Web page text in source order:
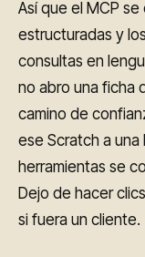
Así que el MCP
estructuradas y
consultas en
no abro una ficha
camino de
ese Scratch a una
herramientas se
Dejo de hacer
si fuera un cliente.